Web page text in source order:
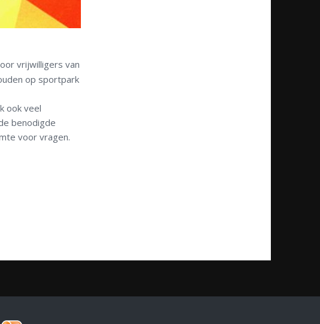
vrijwilligers van
op sportpark
ook veel
benodigde
voor vragen.